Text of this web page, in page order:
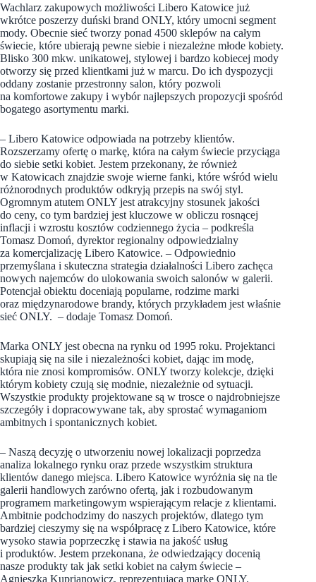
Wachlarz zakupowych możliwości Libero Katowice już
wkrótce poszerzy duński brand ONLY, który umocni segment
mody. Obecnie sieć tworzy ponad 4500 sklepów na całym
świecie, które ubierają pewne siebie i niezależne młode kobiety.
Blisko 300 mkw. unikatowej, stylowej i bardzo kobiecej mody
otworzy się przed klientkami już w marcu. Do ich dyspozycji
oddany zostanie przestronny salon, który pozwoli
na komfortowe zakupy i wybór najlepszych propozycji spośród
bogatego asortymentu marki.
– Libero Katowice odpowiada na potrzeby klientów.
Rozszerzamy ofertę o markę, która na całym świecie przyciąga
do siebie setki kobiet. Jestem przekonany, że również
w Katowicach znajdzie swoje wierne fanki, które wśród wielu
różnorodnych produktów odkryją przepis na swój styl.
Ogromnym atutem ONLY jest atrakcyjny stosunek jakości
do ceny, co tym bardziej jest kluczowe w obliczu rosnącej
inflacji i wzrostu kosztów codziennego życia – podkreśla
Tomasz Domoń, dyrektor regionalny odpowiedzialny
za komercjalizację Libero Katowice. – Odpowiednio
przemyślana i skuteczna strategia działalności Libero zachęca
nowych najemców do ulokowania swoich salonów w galerii.
Potencjał obiektu doceniają popularne, rodzime marki
oraz międzynarodowe brandy, których przykładem jest właśnie
sieć ONLY. – dodaje Tomasz Domoń.
Marka ONLY jest obecna na rynku od 1995 roku. Projektanci
skupiają się na sile i niezależności kobiet, dając im modę,
która nie znosi kompromisów. ONLY tworzy kolekcje, dzięki
którym kobiety czują się modnie, niezależnie od sytuacji.
Wszystkie produkty projektowane są w trosce o najdrobniejsze
szczegóły i dopracowywane tak, aby sprostać wymaganiom
ambitnych i spontanicznych kobiet.
– Naszą decyzję o utworzeniu nowej lokalizacji poprzedza
analiza lokalnego rynku oraz przede wszystkim struktura
klientów danego miejsca. Libero Katowice wyróżnia się na tle
galerii handlowych zarówno ofertą, jak i rozbudowanym
programem marketingowym wspierającym relacje z klientami.
Ambitnie podchodzimy do naszych projektów, dlatego tym
bardziej cieszymy się na współpracę z Libero Katowice, które
wysoko stawia poprzeczkę i stawia na jakość usług
i produktów. Jestem przekonana, że odwiedzający docenią
nasze produkty tak jak setki kobiet na całym świecie –
Agnieszka Kuprjanowicz, reprezentująca markę ONLY.